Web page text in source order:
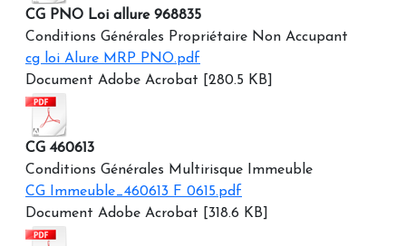
CG PNO Loi allure 968835
Conditions Générales Propriétaire Non Accupant
cg loi Alure MRP PNO.pdf
Document Adobe Acrobat [280.5 KB]
CG 460613
Conditions Générales Multirisque Immeuble
CG Immeuble_460613 F 0615.pdf
Document Adobe Acrobat [318.6 KB]